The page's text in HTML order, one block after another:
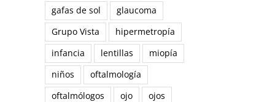
gafas de sol
glaucoma
Grupo Vista
hipermetropía
infancia
lentillas
miopía
niños
oftalmología
oftalmólogos
ojo
ojos